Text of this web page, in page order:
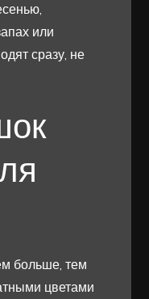
или
сразу, не
больше, тем
цветами